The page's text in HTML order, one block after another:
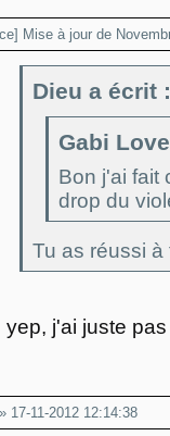
Mise à jour de
Dieu a écrit :
Gabi
Bon j'ai fait
drop du
Tu as réussi
yep, j'ai juste
» 17-11-2012 12:14:38